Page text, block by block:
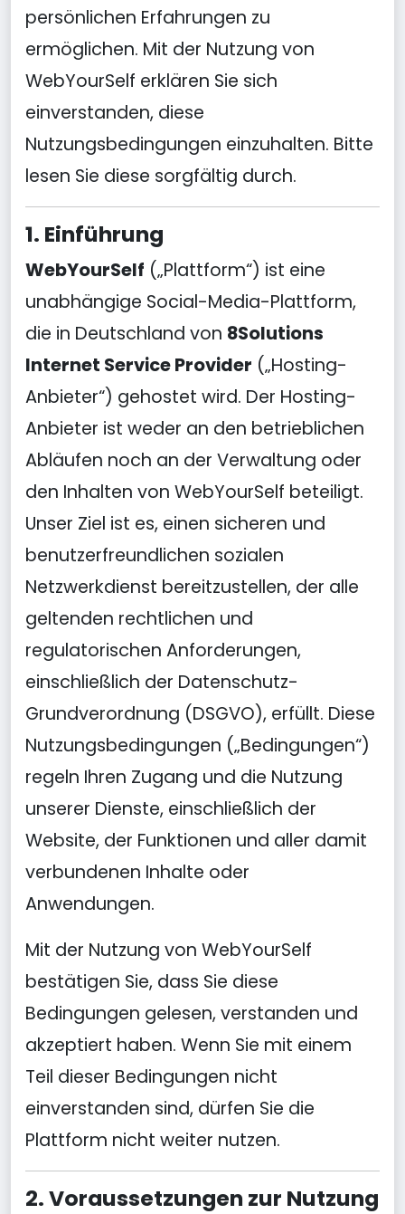
persönlichen Erfahrungen zu
ermöglichen. Mit der Nutzung von
WebYourSelf erklären Sie sich
einverstanden, diese
Nutzungsbedingungen einzuhalten. Bitte
lesen Sie diese sorgfältig durch.
1. Einführung
WebYourSelf („Plattform“) ist eine
unabhängige Social-Media-Plattform,
die in Deutschland von 8Solutions
Internet Service Provider („Hosting-
Anbieter“) gehostet wird. Der Hosting-
Anbieter ist weder an den betrieblichen
Abläufen noch an der Verwaltung oder
den Inhalten von WebYourSelf beteiligt.
Unser Ziel ist es, einen sicheren und
benutzerfreundlichen sozialen
Netzwerkdienst bereitzustellen, der alle
geltenden rechtlichen und
regulatorischen Anforderungen,
einschließlich der Datenschutz-
Grundverordnung (DSGVO), erfüllt. Diese
Nutzungsbedingungen („Bedingungen“)
regeln Ihren Zugang und die Nutzung
unserer Dienste, einschließlich der
Website, der Funktionen und aller damit
verbundenen Inhalte oder
Anwendungen.
Mit der Nutzung von WebYourSelf
bestätigen Sie, dass Sie diese
Bedingungen gelesen, verstanden und
akzeptiert haben. Wenn Sie mit einem
Teil dieser Bedingungen nicht
einverstanden sind, dürfen Sie die
Plattform nicht weiter nutzen.
2. Voraussetzungen zur Nutzung